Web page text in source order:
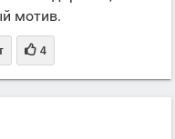
мотив.
 4